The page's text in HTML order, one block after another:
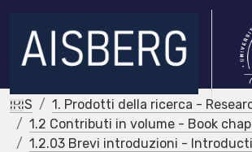
IRIS
1. Prodotti della ricerca -
1.2 Contributi in volume - Book
1.2.03 Brevi introduzioni -